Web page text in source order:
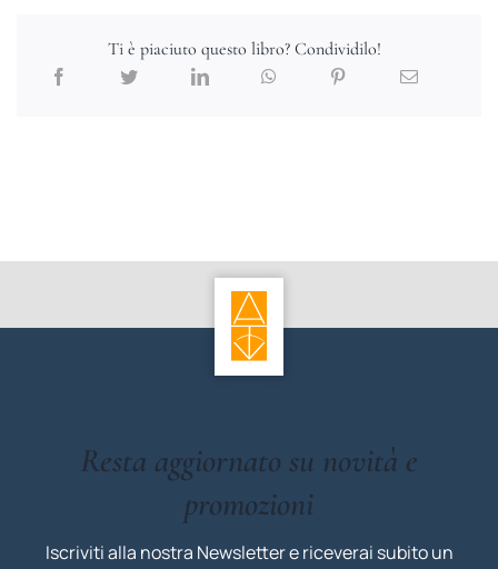
Ti è piaciuto questo libro? Condividilo!
Resta aggiornato su novità e
promozioni
Iscriviti alla nostra Newsletter e riceverai subito un